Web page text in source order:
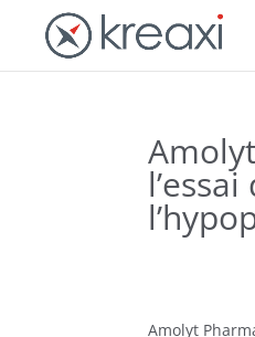
Amolyt